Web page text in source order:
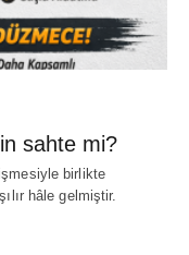
sahte mi?
birlikte
hâle gelmiştir.